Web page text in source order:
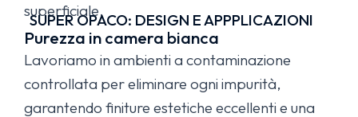
SUPER OPACO: DESIGN E APPPLICAZIONI
superficiale.
Purezza in camera bianca
Lavoriamo in ambienti a contaminazione
controllata per eliminare ogni impurità,
garantendo finiture estetiche eccellenti e una